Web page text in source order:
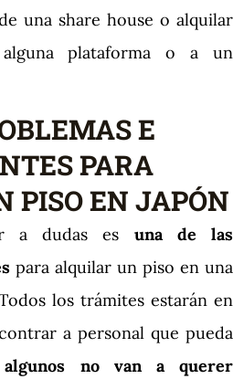
una share house o alquilar
plataforma o a un
E
PARA
PISO EN JAPÓN
a dudas es una de las
para alquilar un piso en una
los trámites estarán en
a personal que pueda
algunos no van a querer